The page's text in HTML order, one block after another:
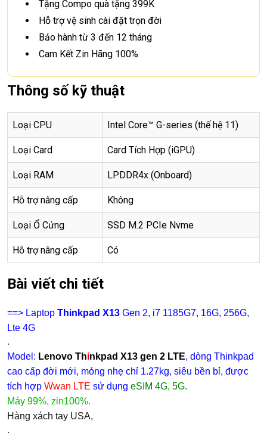
Tặng Compo quà tặng 399K
Hỗ trợ vệ sinh cài đặt trọn đời
Bảo hành từ 3 đến 12 tháng
Cam Kết Zin Hãng 100%
Thông số kỹ thuật
Loại CPU Intel Core™ G-series (thế hệ 11)
Loại Card Card Tích Hợp (iGPU)
Loại RAM LPDDR4x (Onboard)
Hỗ trợ nâng cấp Không
Loại Ổ Cứng SSD M.2 PCIe Nvme
Hỗ trợ nâng cấp Có
Bài viết chi tiết
==> Laptop Thinkpad X13 Gen 2, i7 1185G7, 16G, 256G,
Lte 4G
.
Model: Lenovo Thinkpad X13 gen 2 LTE, dòng Thinkpad
cao cấp đời mới, mỏng nhẹ chỉ 1.27kg, siêu bền bỉ, được
tích hợp Wwan LTE sử dụng eSIM 4G, 5G.
Máy 99%, zin100%.
Hàng xách tay USA,
.